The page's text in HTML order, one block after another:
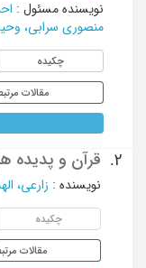
نویسنده مسئول :
منصوری سرابی،
چکیده
مقالات
2. قرآن و پدیده
نویسنده : زارعی،
چکیده
مقالات